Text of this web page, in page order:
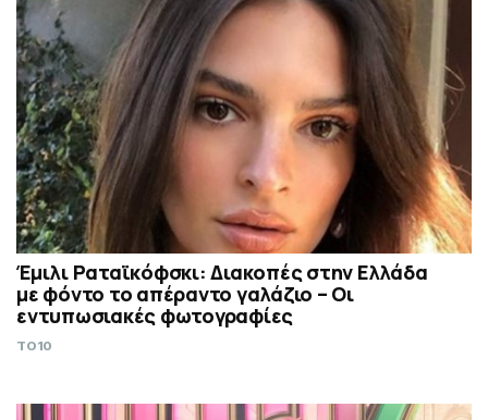
Έμιλι Ραταϊκόφσκι: Διακοπές στην Ελλάδα
με φόντο το απέραντο γαλάζιο – Οι
εντυπωσιακές φωτογραφίες
TO10